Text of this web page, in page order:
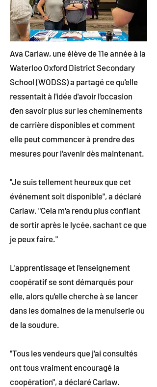
Ava Carlaw, une élève de 11e année à la
Waterloo Oxford District Secondary
School (WODSS) a partagé ce qu'elle
ressentait à l'idée d'avoir l'occasion
d'en savoir plus sur les cheminements
de carrière disponibles et comment
elle peut commencer à prendre des
mesures pour l'avenir dès maintenant.
"Je suis tellement heureux que cet
événement soit disponible", a déclaré
Carlaw. "Cela m'a rendu plus confiant
de sortir après le lycée, sachant ce que
je peux faire."
L'apprentissage et l'enseignement
coopératif se sont démarqués pour
elle, alors qu'elle cherche à se lancer
dans les domaines de la menuiserie ou
de la soudure.
"Tous les vendeurs que j'ai consultés
ont tous vraiment encouragé la
coopération", a déclaré Carlaw.